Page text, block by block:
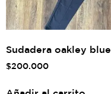
Sudadera oakley blue
$200.000